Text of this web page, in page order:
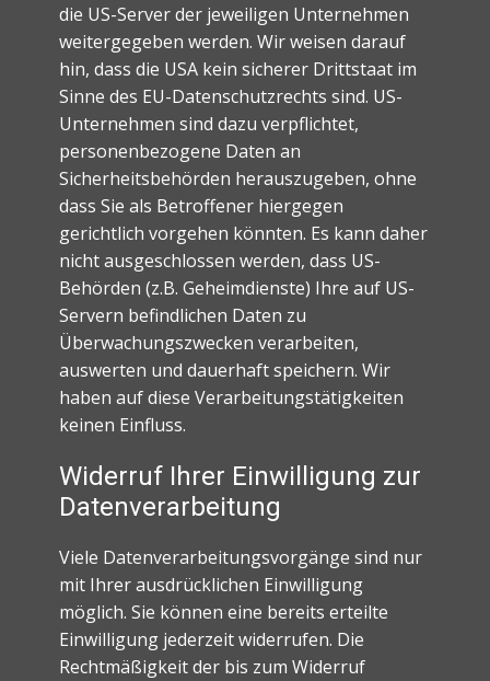
die US-Server der jeweiligen Unternehmen
weitergegeben werden. Wir weisen darauf
hin, dass die USA kein sicherer Drittstaat im
Sinne des EU-Datenschutzrechts sind. US-
Unternehmen sind dazu verpflichtet,
personenbezogene Daten an
Sicherheitsbehörden herauszugeben, ohne
dass Sie als Betroffener hiergegen
gerichtlich vorgehen könnten. Es kann daher
nicht ausgeschlossen werden, dass US-
Behörden (z.B. Geheimdienste) Ihre auf US-
Servern befindlichen Daten zu
Überwachungszwecken verarbeiten,
auswerten und dauerhaft speichern. Wir
haben auf diese Verarbeitungstätigkeiten
keinen Einfluss.
Widerruf Ihrer Einwilligung zur
Datenverarbeitung
Viele Datenverarbeitungsvorgänge sind nur
mit Ihrer ausdrücklichen Einwilligung
möglich. Sie können eine bereits erteilte
Einwilligung jederzeit widerrufen. Die
Rechtmäßigkeit der bis zum Widerruf